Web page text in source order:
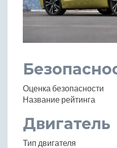
Оценка безопасности
Название рейтинга
Двигатель
Тип двигателя